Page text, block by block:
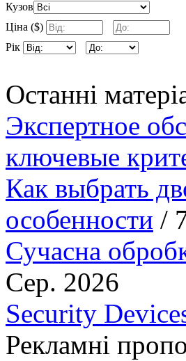
Кузов
Ціна ($)
Рік
Останні
Экспертное
ключевые
Как выбрать
особенности /
Сучасна
Сер. 2026
Security
Рекламні